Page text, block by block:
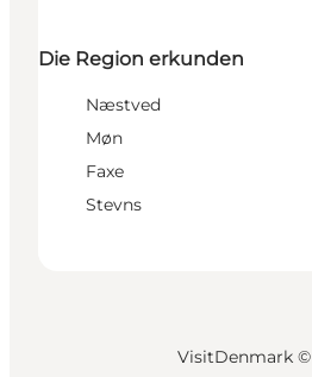
Die Region erkunden
Næstved
Møn
Faxe
Stevns
VisitDenmark ©